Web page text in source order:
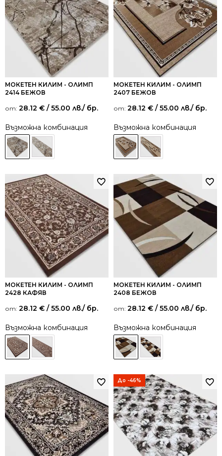
МОКЕТЕН КИЛИМ - ОЛИМП
2414 БЕЖОВ
от: 28.12 € / 55.00 лв./ бр.
Възможна комбинация
МОКЕТЕН КИЛИМ - ОЛИМП
2407 БЕЖОВ
от: 28.12 € / 55.00 лв./ бр.
Възможна комбинация
МОКЕТЕН КИЛИМ - ОЛИМП
2428 КАФЯВ
от: 28.12 € / 55.00 лв./ бр.
Възможна комбинация
МОКЕТЕН КИЛИМ - ОЛИМП
2408 БЕЖОВ
от: 28.12 € / 55.00 лв./ бр.
Възможна комбинация
До -46%